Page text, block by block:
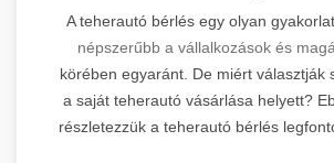
A teherautó bérlés egy olyan gyakorlat,
népszerűbb a vállalkozások és
körében egyaránt. De miért választják
a saját teherautó vásárlása helyett?
részletezzük a teherautó bérlés